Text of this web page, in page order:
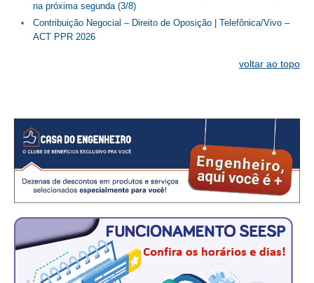
na próxima segunda (3/8)
Contribuição Negocial – Direito de Oposição | Telefônica/Vivo –
ACT PPR 2026
voltar ao topo